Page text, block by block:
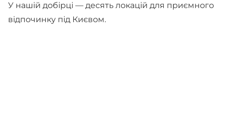
У нашій добірці — десять локацій для приємного
відпочинку під Києвом.